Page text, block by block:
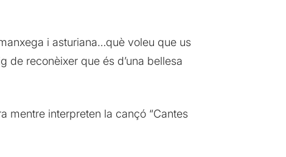
i asturiana…què voleu que us
de reconèixer que és d’una bellesa
mentre interpreten la cançó “Cantes